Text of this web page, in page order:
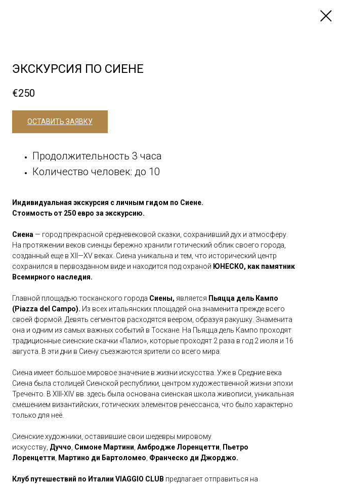
ЭКСКУРСИЯ ПО СИЕНЕ
€250
ОСТАВИТЬ ЗАЯВКУ
Продолжительность 3 часа
Количество человек: до 10
Индивидуальная экскурсия с личным гидом по Сиене.
Стоимость от 250 евро за экскурсию.
Сиена— город прекрасной средневековой сказки, сохранивший дух и атмосферу.
На протяжении веков сиенцы бережно хранили готический облик своего города,
созданный еще в XII—XV веках. Сиена уникальна и тем, что исторический центр
сохранился в первозданном виде и находится под охраной ЮНЕСКО, как памятник
Всемирного наследия.
Главной площадью тосканского города Сиены, является Пьяцца дель Кампо
(Piazza del Campo). Из всех итальянских площадей она знаменита прежде всего
своей формой. Девять сегментов расходятся веером, образуя ракушку. Знаменита
она и одним из самых важных событий в Тоскане. На Пьяцца дель Кампо проходят
традиционные сиенские скачки «Палио», которые проходят 2 раза в год 2 июля и 16
августа. В эти дни в Сиену съезжаются зрители со всего мира.
Сиена имеет большое мировое значение в жизни искусства. Уже в Средние века
Сиена была столицей Сиенской республики, центром художественной жизни эпохи
Треченто. В XIII-XIV вв. здесь была основана сиенская школа живописи, уникальная
смешением византийских, готических элементов ренессанса, что было характерно
только для неё.
Сиенские художники, оставившие свои шедевры мировому
искусству, Дуччо, Симоне Мартини, Амбродже Лоренцетти, Пьетро
Лоренцетти, Мартино ди Бартоломео, Франческо ди Джорджо.
Клуб путешествий по Италии VIAGGIO CLUB предлагает отправиться на